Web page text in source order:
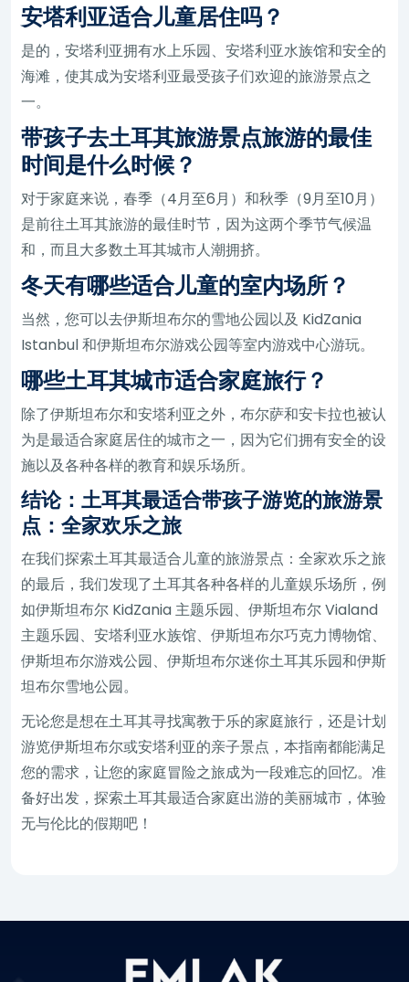
安塔利亚适合儿童居住吗？
是的，安塔利亚拥有水上乐园、安塔利亚水族馆和安全的
海滩，使其成为安塔利亚最受孩子们欢迎的旅游景点之
一。
带孩子去土耳其旅游景点旅游的最佳
时间是什么时候？
对于家庭来说，春季（4月至6月）和秋季（9月至10月）
是前往土耳其旅游的最佳时节，因为这两个季节气候温
和，而且大多数土耳其城市人潮拥挤。
冬天有哪些适合儿童的室内场所？
当然，您可以去伊斯坦布尔的雪地公园以及 KidZania
Istanbul 和伊斯坦布尔游戏公园等室内游戏中心游玩。
哪些土耳其城市适合家庭旅行？
除了伊斯坦布尔和安塔利亚之外，布尔萨和安卡拉也被认
为是最适合家庭居住的城市之一，因为它们拥有安全的设
施以及各种各样的教育和娱乐场所。
结论：土耳其最适合带孩子游览的旅游景
点：全家欢乐之旅
在我们探索土耳其最适合儿童的旅游景点：全家欢乐之旅
的最后，我们发现了土耳其各种各样的儿童娱乐场所，例
如伊斯坦布尔 KidZania 主题乐园、伊斯坦布尔 Vialand
主题乐园、安塔利亚水族馆、伊斯坦布尔巧克力博物馆、
伊斯坦布尔游戏公园、伊斯坦布尔迷你土耳其乐园和伊斯
坦布尔雪地公园。
无论您是想在土耳其寻找寓教于乐的家庭旅行，还是计划
游览伊斯坦布尔或安塔利亚的亲子景点，本指南都能满足
您的需求，让您的家庭冒险之旅成为一段难忘的回忆。准
备好出发，探索土耳其最适合家庭出游的美丽城市，体验
无与伦比的假期吧！